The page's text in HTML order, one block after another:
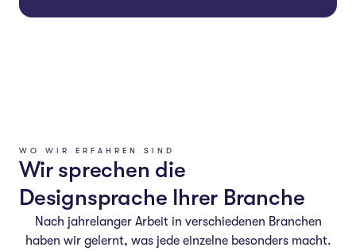
WO WIR ERFAHREN SIND
Wir sprechen die
Designsprache Ihrer Branche
Nach jahrelanger Arbeit in verschiedenen Branchen
haben wir gelernt, was jede einzelne besonders macht.